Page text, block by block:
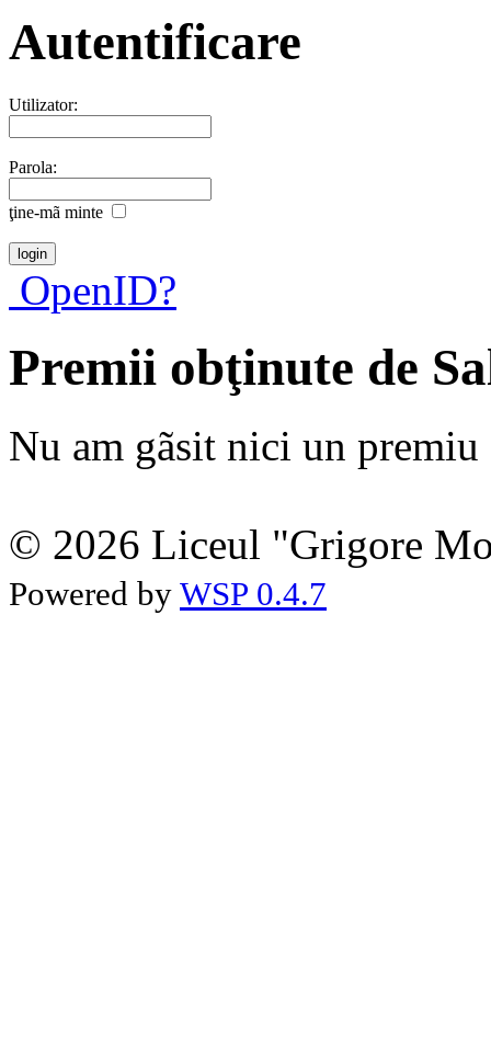
Autentificare
Utilizator:
Parola:
ţine-mã minte
OpenID?
Premii obţinute de
Nu am gãsit nici un premiu
© 2026 Liceul "Grigore
Powered by WSP 0.4.7